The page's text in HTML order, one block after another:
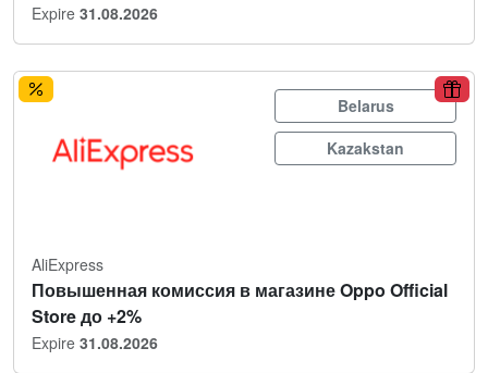
Expire 31.08.2026
Belarus
Kazakstan
AliExpress
Повышенная комиссия в магазине Oppo Official
Store до +2%
Expire 31.08.2026